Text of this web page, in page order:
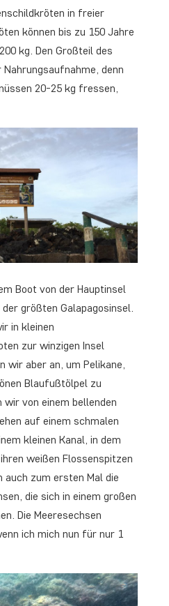
in freier
können bis zu 150 Jahre
kg. Den Großteil des
denn
20-25 kg fressen,
Boot von der Hauptinsel
größten Galapagosinsel.
in kleinen
zur winzigen Insel
wir aber an, um Pelikane,
Blaufußtölpel zu
wir von einem bellenden
auf einem schmalen
kleinen Kanal, in dem
weißen Flossenspitzen
zum ersten Mal die
die sich in einem großen
Die Meeresechsen
ich mich nun für nur 1